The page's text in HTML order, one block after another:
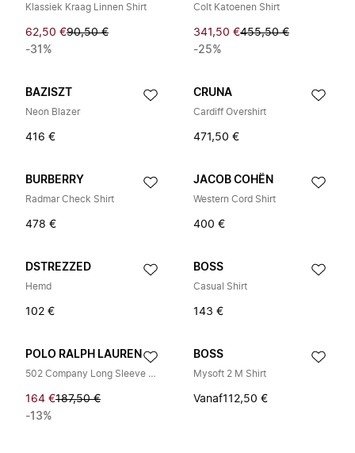
Klassiek Kraag Linnen Shirt
62,50 €90,50 €
-31%
Colt Katoenen Shirt
341,50 €455,50 €
-25%
BAZISZT
Neon Blazer
416 €
CRUNA
Cardiff Overshirt
471,50 €
BURBERRY
Radmar Check Shirt
478 €
JACOB COHËN
Western Cord Shirt
400 €
DSTREZZED
Hemd
102 €
BOSS
Casual Shirt
143 €
POLO RALPH LAUREN
502 Company Long Sleeve Sport Shirt
164 €187,50 €
-13%
BOSS
Mysoft 2 M Shirt
Vanaf112,50 €